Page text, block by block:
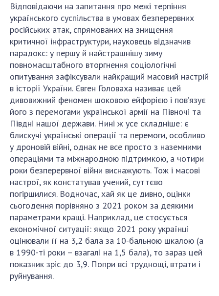
Наукові публікації та видавнича діяльність
Охорона прав інтелектуальної власності та
трансфер технологій в наукових установах
Наукові об'єкти, що становлять національне
надбання
Центри колективного користування
науковими приладами НАН України
Оцінювання ефективності діяльності
наукових установ
Конкурси наукових досліджень НАН України
Відкрита наука в НАН України
Підготовка наукових кадрів
Робота з молоддю
МІЖНАРОДНЕ СПІВРОБІТНИЦТВО
Членство в міжнародних організаціях
Міжнародні угоди
Міжнародні програми та конкурси
ДОКУМЕНТИ
Відповідаючи на запитання про межі терпіння
українського суспільства в умовах безперервних
російських атак, спрямованих на знищення
критичної інфраструктури, науковець відзначив
парадокс: у першу й найстрашнішу зиму
повномасштабного вторгнення соціологічні
опитування зафіксували найкращий масовий настрій
в історії України. Євген Головаха називає цей
дивовижний феномен шоковою ейфорією і пов’язує
його з перемогами української армії на Півночі та
Півдні нашої держави. Нині ж усе складніше: є
блискучі українські операції та перемоги, особливо
у дроновій війні, однак не все просто з наземними
операціями та міжнародною підтримкою, а чотири
роки безперервної війни виснажують. Тож і масові
настрої, як констатував учений, суттєво
погіршилися. Водночас, хай як це дивно, оцінки
сьогодення порівняно з 2021 роком за деякими
параметрами кращі. Наприклад, це стосується
економічної ситуації: якщо 2021 року українці
оцінювали її на 3,2 бала за 10-бальною шкалою (а
в 1990-ті роки – взагалі на 1,5 бала), то зараз цей
показник зріс до 3,9. Попри всі труднощі, втрати і
руйнування.